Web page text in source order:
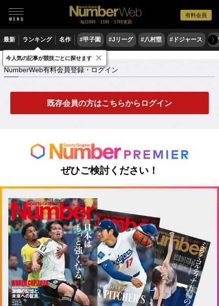
有料会員
毎日6時・11時・17時更新
最新 ランキング 名作 #甲子園 #Jリーグ #八村塁 #ドジャース #
〉
NumberWeb有料会員登録・ログイン
NumberWeb有料会員登録・ログイン
既存会員の方はこちらからログイン
ぜひご検討ください！
今人気の記事が競技ごとに探せます ×